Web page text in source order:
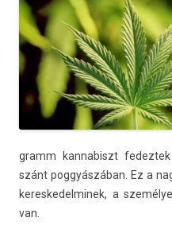
gramm kan­nabiszt
szánt poggyászában. Ez a
keres­kedel­minek, a
van.